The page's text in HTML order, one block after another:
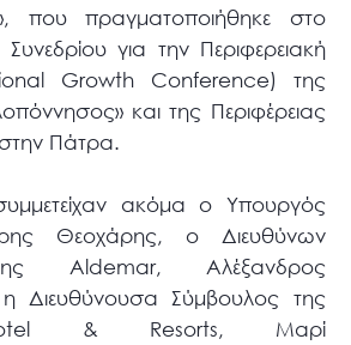
που πραγματοποιήθηκε στο
Συνεδρίου για την Περιφερειακή
Growth Conference) της
και της Περιφέρειας
Πάτρα.
ακόμα ο Υπουργός
Θεοχάρης, ο Διευθύνων
Aldemar, Αλέξανδρος
Διευθύνουσα Σύμβουλος της
& Resorts, Μαρί